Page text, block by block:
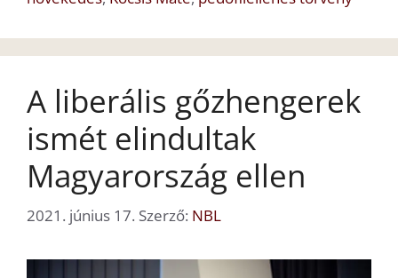
A liberális gőzhengerek
ismét elindultak
Magyarország ellen
2021. június 17. Szerző: NBL